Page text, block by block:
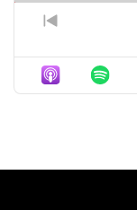
PREVIOUS